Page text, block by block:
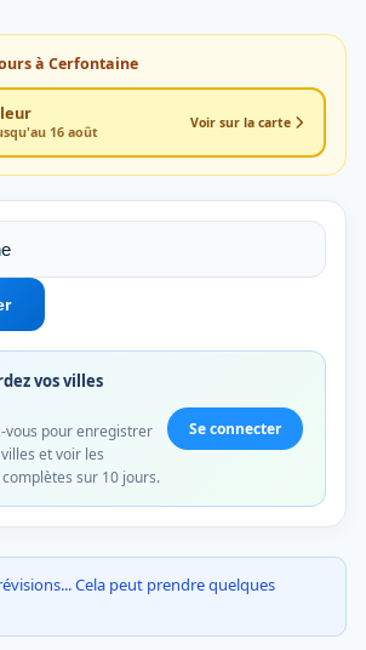
à Cerfontaine
16 août
Voir sur la carte
vos villes
vous pour enregistrer
et voir les
sur 10 jours.
Se connecter
Cela peut prendre quelques